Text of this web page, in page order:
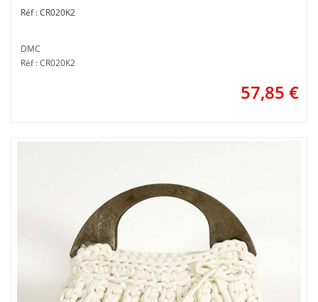
CR020K2
DMC
Réf : CR020K2
57,85 €